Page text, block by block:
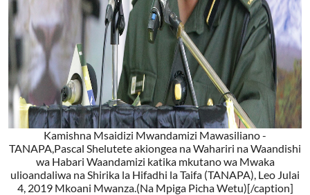
Kamishna Msaidizi Mwandamizi Mawasiliano -
TANAPA,Pascal Shelutete akiongea na Wahariri na Waandishi
wa Habari Waandamizi katika mkutano wa Mwaka
ulioandaliwa na Shirika la Hifadhi la Taifa (TANAPA), Leo Julai
4, 2019 Mkoani Mwanza.(Na Mpiga Picha Wetu)[/caption]